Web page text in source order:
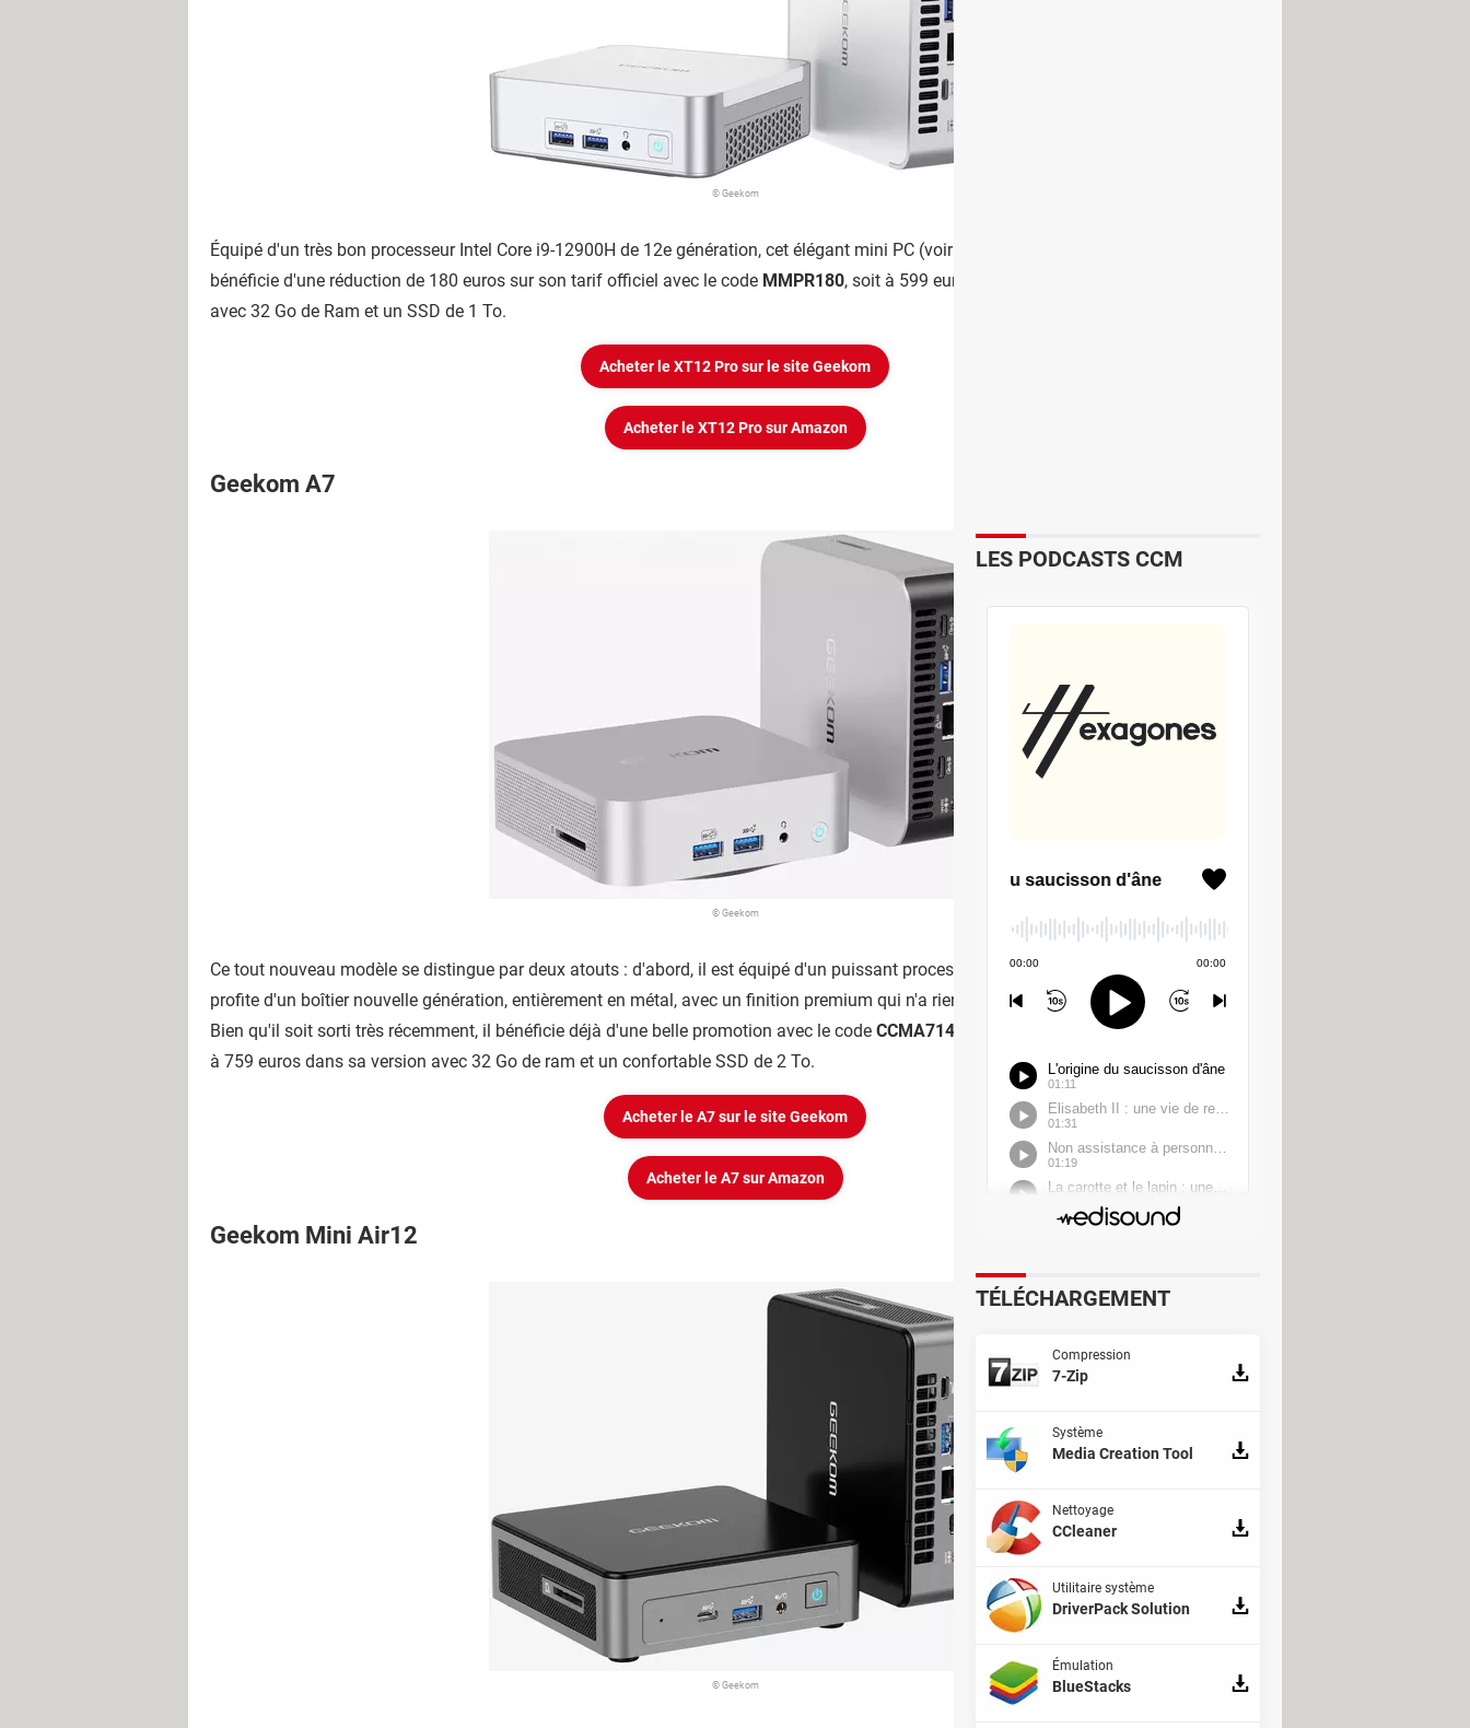
© Geekom
Équipé d'un très bon processeur Intel Core i9-12900H de 12e génération, cet élégant mini PC (voir
bénéficie d'une réduction de 180 euros sur son tarif officiel avec le code MMPR180, soit à 599 euros au lieu de 779 euros pour la version
avec 32 Go de Ram et un SSD de 1 To.
Acheter le XT12 Pro sur le site Geekom
Acheter le XT12 Pro sur Amazon
Geekom A7
© Geekom
Ce tout nouveau modèle se distingue par deux atouts : d'abord, il est équipé d'un puissant processeur AMD Ryzen 7940HS ; ensuite, il
profite d'un boîtier nouvelle génération, entièrement en métal, avec un finition premium qui n'a rien à envier au fameux Mac mini d'Apple.
Bien qu'il soit sorti très récemment, il bénéficie déjà d'une belle promotion avec le code CCMA7140
qui fait passer son prix de 899 euros
à 759 euros dans sa version avec 32 Go de ram et un confortable SSD de 2 To.
Acheter le A7 sur le site Geekom
Acheter le A7 sur Amazon
Geekom Mini Air12
© Geekom
LES PODCASTS CCM
TÉLÉCHARGEMENT
Compression
7-Zip
Système
Media Creation Tool
Nettoyage
CCleaner
Utilitaire système
DriverPack Solution
Émulation
BlueStacks